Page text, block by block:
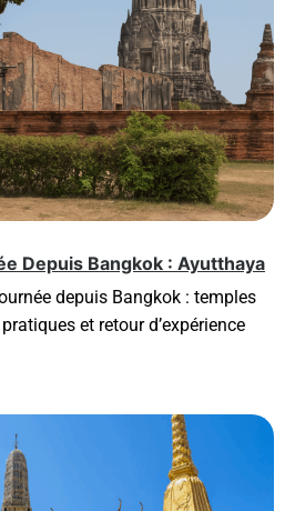
Depuis Bangkok : Ayutthaya
depuis Bangkok : temples
et retour d’expérience